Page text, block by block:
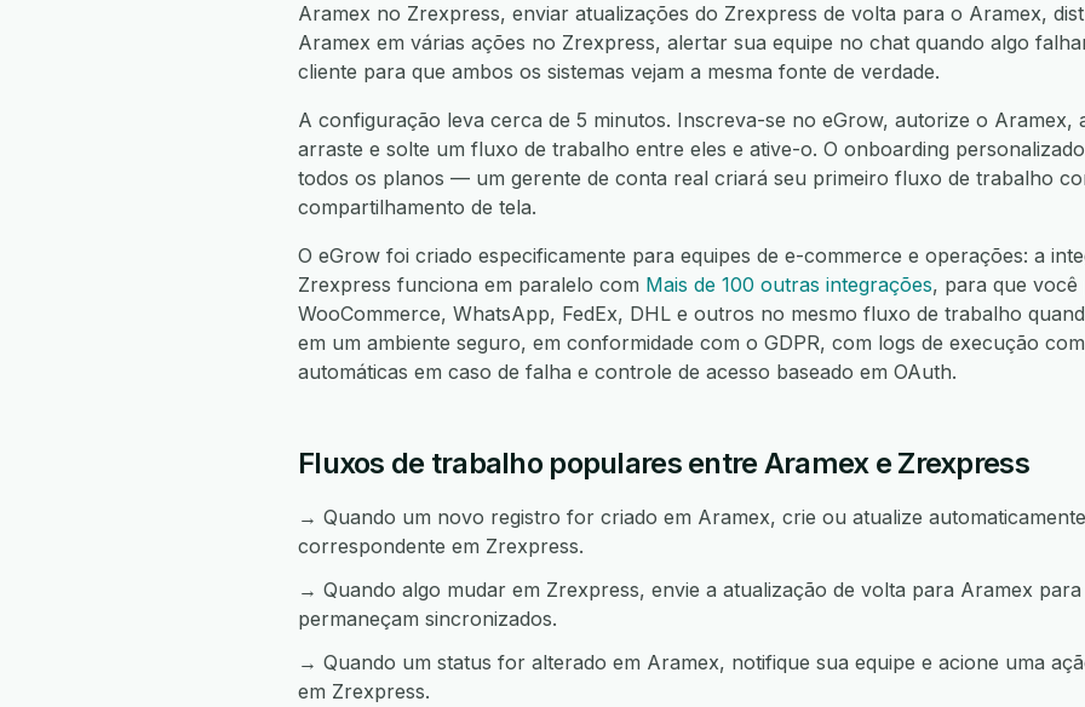
Aramex no Zrexpress, enviar atualizações do Zrexpress de volta para o Aramex,
Aramex em várias ações no Zrexpress, alertar sua equipe no chat quando algo
cliente para que ambos os sistemas vejam a mesma fonte de verdade.
A configuração leva cerca de 5 minutos. Inscreva-se no eGrow, autorize o Aramex,
arraste e solte um fluxo de trabalho entre eles e ative-o. O onboarding
todos os planos — um gerente de conta real criará seu primeiro fluxo de trabalho
compartilhamento de tela.
O eGrow foi criado especificamente para equipes de e-commerce e operações: a
Zrexpress funciona em paralelo com Mais de 100 outras integrações, para que
WooCommerce, WhatsApp, FedEx, DHL e outros no mesmo fluxo de trabalho
em um ambiente seguro, em conformidade com o GDPR, com logs de execução
automáticas em caso de falha e controle de acesso baseado em OAuth.
Fluxos de trabalho populares entre Aramex e Zrexpress
→ Quando um novo registro for criado em Aramex, crie ou atualize
correspondente em Zrexpress.
→ Quando algo mudar em Zrexpress, envie a atualização de volta para Aramex para
permaneçam sincronizados.
→ Quando um status for alterado em Aramex, notifique sua equipe e acione uma
em Zrexpress.